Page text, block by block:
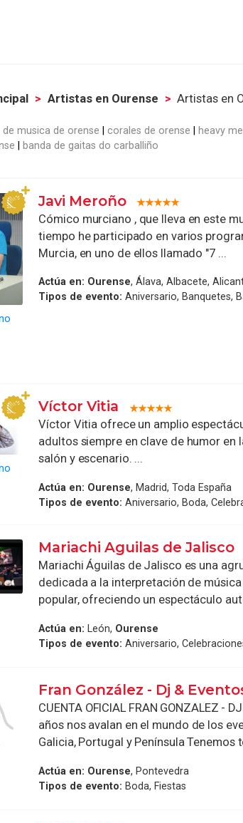
Artistas en Ourense Artistas en
de musica de orense corales de orense heavy
banda de gaitas do carballiño
Javi Meroño
Cómico murciano , que lleva en este
tiempo he participado en varios
Murcia, en uno de ellos llamado "7 ...
Actúa en: Ourense, Álava, Albacete,
Tipos de evento: Aniversario, Banquetes,
Víctor Vitia
Víctor Vitia ofrece un amplio
adultos siempre en clave de humor en
salón y escenario. ...
Actúa en: Ourense, Madrid, Toda España
Tipos de evento: Aniversario, Boda,
Mariachi Aguilas de Jalisco
Mariachi Águilas de Jalisco es una
dedicada a la interpretación de
popular, ofreciendo un espectáculo
Actúa en: León, Ourense
Tipos de evento: Aniversario,
Fran González - Dj &
CUENTA OFICIAL FRAN GONZALEZ -
años nos avalan en el mundo de los
Galicia, Portugal y Península Tenemos
Actúa en: Ourense, Pontevedra
Tipos de evento: Boda, Fiestas